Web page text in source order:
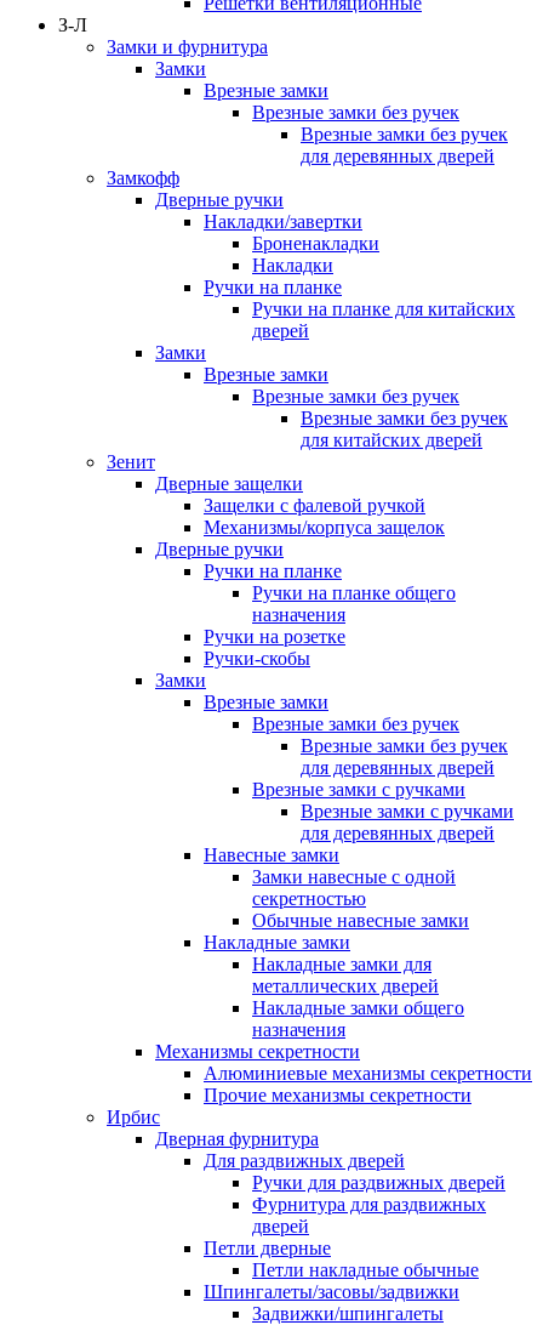
З-Л
Замки и фурнитура
Замки
Врезные замки
Врезные замки без ручек
Врезные замки без ручек
для деревянных дверей
Замкофф
Дверные ручки
Накладки/завертки
Броненакладки
Накладки
Ручки на планке
Ручки на планке для китайских
дверей
Замки
Врезные замки
Врезные замки без ручек
Врезные замки без ручек
для китайских дверей
Зенит
Дверные защелки
Защелки с фалевой ручкой
Механизмы/корпуса защелок
Дверные ручки
Ручки на планке
Ручки на планке общего
назначения
Ручки на розетке
Ручки-скобы
Замки
Врезные замки
Врезные замки без ручек
Врезные замки без ручек
для деревянных дверей
Врезные замки с ручками
Врезные замки с ручками
для деревянных дверей
Навесные замки
Замки навесные с одной
секретностью
Обычные навесные замки
Накладные замки
Накладные замки для
металлических дверей
Накладные замки общего
назначения
Механизмы секретности
Алюминиевые механизмы секретности
Прочие механизмы секретности
Ирбис
Дверная фурнитура
Для раздвижных дверей
Ручки для раздвижных дверей
Фурнитура для раздвижных
дверей
Петли дверные
Петли накладные обычные
Шпингалеты/засовы/задвижки
Задвижки/шпингалеты